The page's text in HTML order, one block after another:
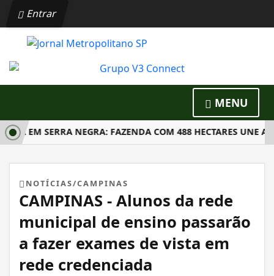
Entrar
MENU
EM SERRA NEGRA: FAZENDA COM 488 HECTARES UNE
NOTÍCIAS/CAMPINAS
CAMPINAS - Alunos da rede
municipal de ensino passarão
a fazer exames de vista em
rede credenciada